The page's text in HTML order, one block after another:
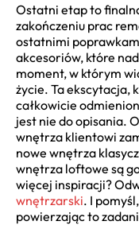
Ostatni etap to
zakończeniu prac
ostatnimi
akcesoriów, które
moment, w którym
życie. Ta ekscytacja,
całkowicie
jest nie do opisania.
wnętrza klientowi
nowe wnętrza
wnętrza loftowe są
więcej inspiracji?
wnętrzarski. I
powierzając to